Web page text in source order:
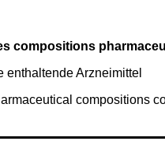
compositions
Arzneimittel
compositions